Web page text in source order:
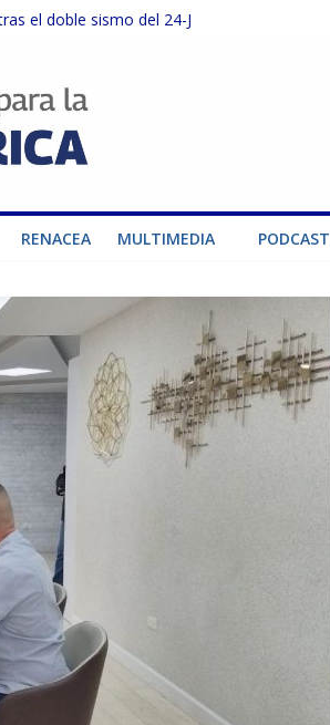
el doble sismo del 24-J
el SEN ante el «Súper Niño»
fenómeno de El Niño
el SEN
RENACEA MULTIMEDIA PODCAST